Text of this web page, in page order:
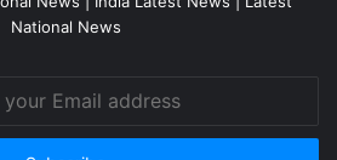
National News